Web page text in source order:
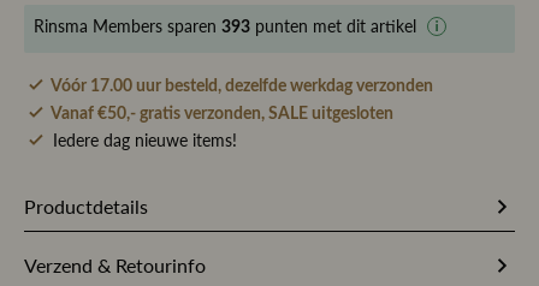
Rinsma Members sparen 393 punten met dit artikel
Vóór 17.00 uur besteld, dezelfde werkdag verzonden
Vanaf €50,- gratis verzonden, SALE uitgesloten
Iedere dag nieuwe items!
Productdetails
Verzend & Retourinfo